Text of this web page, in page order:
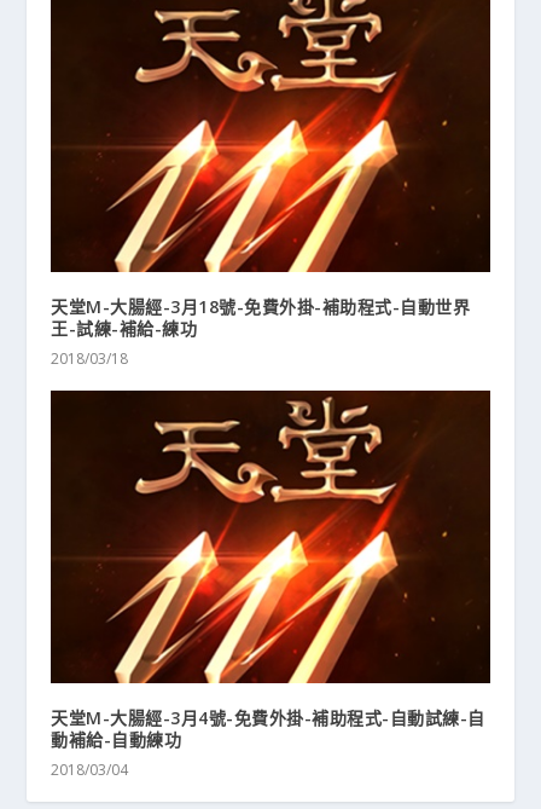
天堂M-大腸經-3月18號-免費外掛-補助程式-自動世界
王-試練-補給-練功
2018/03/18
天堂M-大腸經-3月4號-免費外掛-補助程式-自動試練-自
動補給-自動練功
2018/03/04